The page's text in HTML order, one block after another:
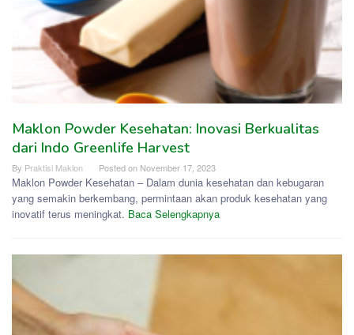
Maklon Powder Kesehatan: Inovasi Berkualitas
dari Indo Greenlife Harvest
By Praktisi Maklon Posted on November 17, 2023
Maklon Powder Kesehatan – Dalam dunia kesehatan dan kebugaran
yang semakin berkembang, permintaan akan produk kesehatan yang
inovatif terus meningkat. Baca Selengkapnya